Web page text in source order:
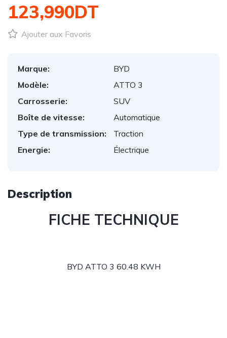
123,990DT
Ajouter aux Favoris
Marque:
BYD
Modèle:
ATTO 3
Carrosserie:
SUV
Boîte de vitesse:
Automatique
Type de transmission:
Traction
Energie:
Électrique
Description
FICHE TECHNIQUE
BYD ATTO 3 60.48 KWH